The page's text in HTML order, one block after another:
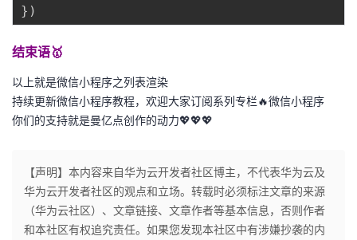
} )
结束语🥇
以上就是微信小程序之列表渲染
持续更新微信小程序教程，欢迎大家订阅系列专栏🔥微信小程序
你们的支持就是曼亿点创作的动力💖💖💖
【声明】本内容来自华为云开发者社区博主，不代表华为云及
华为云开发者社区的观点和立场。转载时必须标注文章的来源
（华为云社区）、文章链接、文章作者等基本信息，否则作者
和本社区有权追究责任。如果您发现本社区中有涉嫌抄袭的内